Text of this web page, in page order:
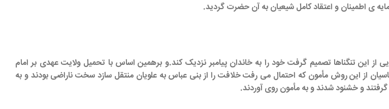
ی اطمینان و اعتقاد کامل شیعیان به آن حضرت گردید.
از این تنگناها تصمیم گرفت خود را به خاندان پیامبر نزدیک کند.و برهمین اساس با تحمیل ولایت عهدی بر امام
از این روش مأمون که احتمال می رفت خلافت را از بنی عباس به علویان منتقل سازد سخت ناراضی بودند و به
و خشنود شدند و به مأمون روی آوردند.